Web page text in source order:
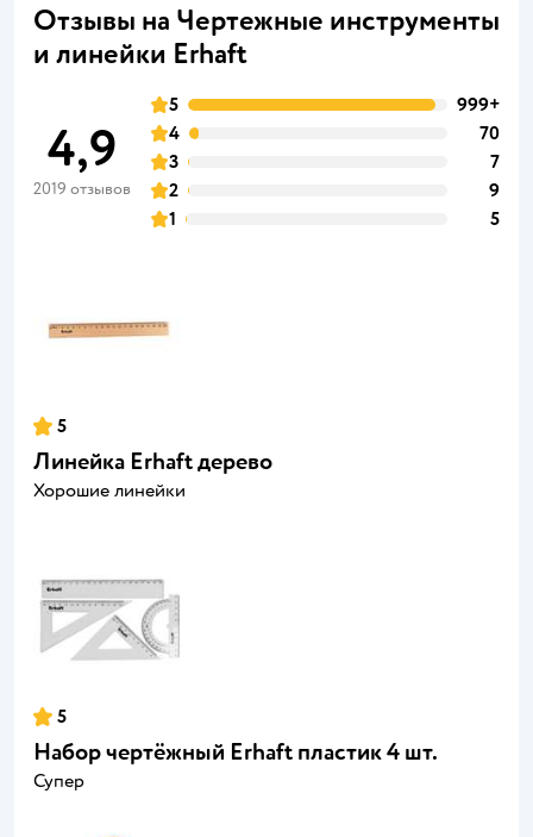
Отзывы на Чертежные инструменты
и линейки Erhaft
4,9
2019 отзывов
5
999+
4
70
3
7
2
9
1
5
5
Линейка Erhaft дерево
Хорошие линейки
5
Набор чертёжный Erhaft пластик 4 шт.
Супер